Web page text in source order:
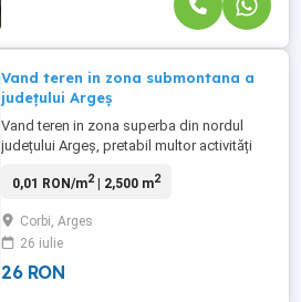
Vand teren in zona submontana a
județului Argeș
Vand teren in zona superba din nordul
județului Argeș, pretabil multor activități
fortificant,liniștită,unde poți uita de
0,01 RON/m2| 2,500 m2
Corbi, Arges
26 iulie
26 RON